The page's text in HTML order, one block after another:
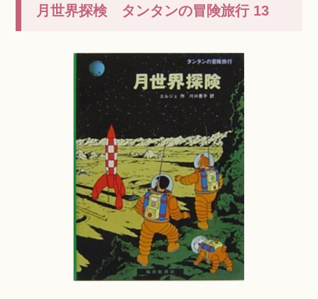
月世界探検 タンタンの冒険旅行 13